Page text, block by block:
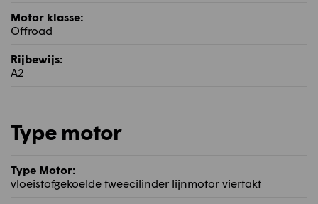
Motor klasse:
Offroad
Rijbewijs:
A2
Type motor
Type Motor:
vloeistofgekoelde tweecilinder lijnmotor viertakt